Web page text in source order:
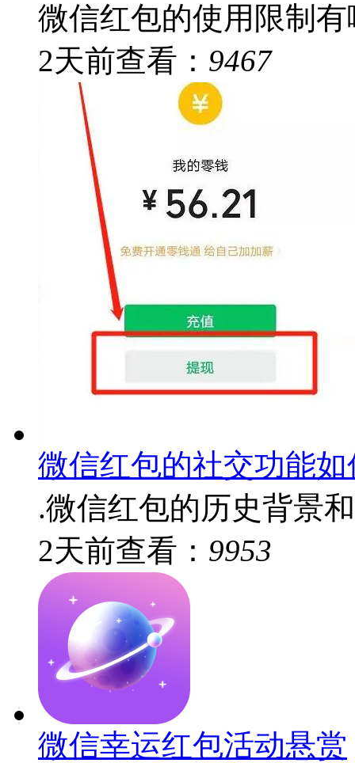
微信红包的使用限制
2天前查看： 9467
微信红包的社交功能
.微信红包的历史背景
2天前查看： 9953
微信幸运红包活动悬赏